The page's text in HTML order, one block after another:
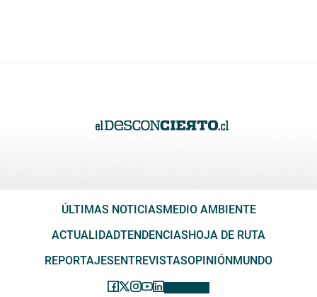
ÚLTIMAS NOTICIAS MEDIO AMBIENTE
ACTUALIDADTENDENCIAS HOJA DE RUTA
REPORTAJES ENTREVISTASOPINIÓN MUNDO